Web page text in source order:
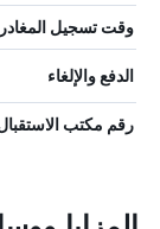
وقت تسجيل
الدفع والإلغاء
رقم مكتب